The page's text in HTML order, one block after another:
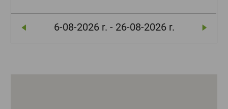
6-08-2026 r. - 26-08-2026 r.